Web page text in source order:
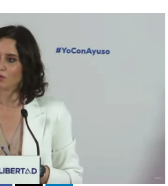
de Isabel Díaz Ayuso a Ángel
a Vox |
Ayuso a Ángel Gabilondo sobre el
cordón sanitario a Vox
13:00